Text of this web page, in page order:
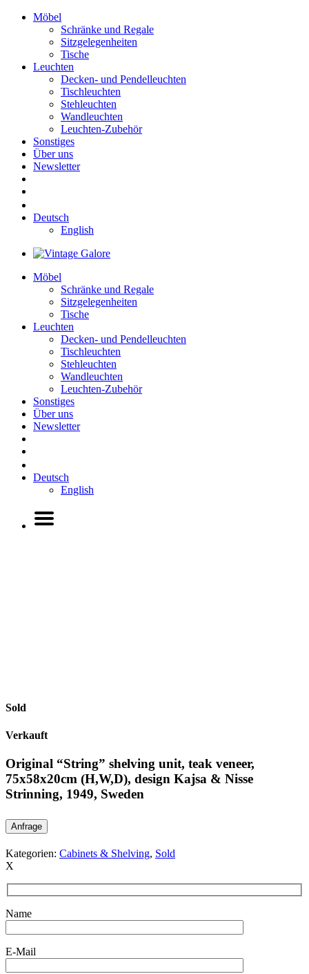
Möbel
Schränke und Regale
Sitzgelegenheiten
Tische
Leuchten
Decken- und Pendelleuchten
Tischleuchten
Stehleuchten
Wandleuchten
Leuchten-Zubehör
Sonstiges
Über uns
Newsletter
Deutsch
English
Möbel
Schränke und Regale
Sitzgelegenheiten
Tische
Leuchten
Decken- und Pendelleuchten
Tischleuchten
Stehleuchten
Wandleuchten
Leuchten-Zubehör
Sonstiges
Über uns
Newsletter
Deutsch
English
Sold
Verkauft
Original “String” shelving unit, teak veneer,
75x58x20cm (H,W,D), design Kajsa & Nisse
Strinning, 1949, Sweden
Anfrage
Kategorien: Cabinets & Shelving, Sold
X
Name
E-Mail